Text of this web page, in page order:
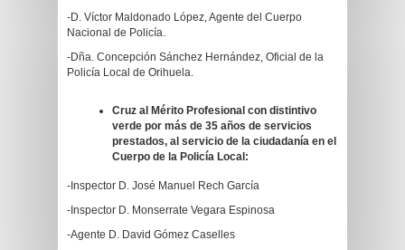
-D. Víctor Maldonado López, Agente del Cuerpo
Nacional de Policía.
-Dña. Concepción Sánchez Hernández, Oficial de la
Policía Local de Orihuela.
Cruz al Mérito Profesional con distintivo
verde por más de 35 años de servicios
prestados, al servicio de la ciudadanía en el
Cuerpo de la Policía Local:
-Inspector D. José Manuel Rech García
-Inspector D. Monserrate Vegara Espinosa
-Agente D. David Gómez Caselles